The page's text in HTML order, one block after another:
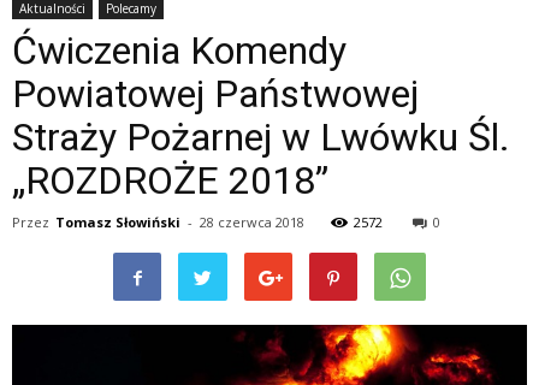
Aktualności Polecamy
Ćwiczenia Komendy
Powiatowej Państwowej
Straży Pożarnej w Lwówku Śl.
„ROZDROŻE 2018”
Przez Tomasz Słowiński - 28 czerwca 2018 2572 0